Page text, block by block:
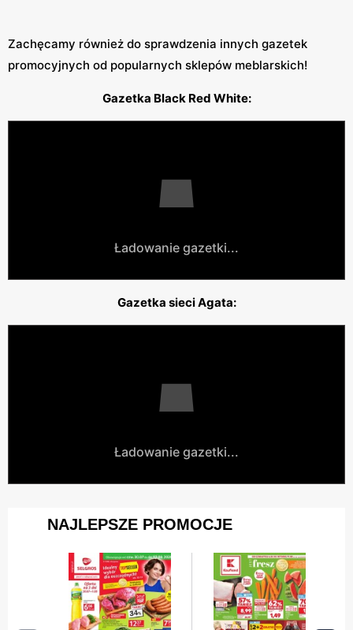
Zachęcamy również do sprawdzenia innych gazetek
promocyjnych od popularnych sklepów meblarskich!
Gazetka Black Red White:
Ładowanie gazetki...
Gazetka sieci Agata:
Ładowanie gazetki...